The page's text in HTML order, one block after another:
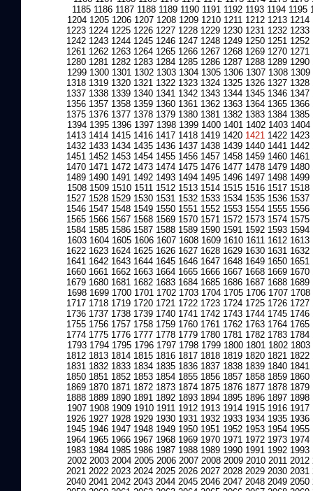
1185 1186 1187 1188 1189 1190 1191 1192 1193 1194 1195
1204 1205 1206 1207 1208 1209 1210 1211 1212 1213 1214
1223 1224 1225 1226 1227 1228 1229 1230 1231 1232 1233
1242 1243 1244 1245 1246 1247 1248 1249 1250 1251 1252
1261 1262 1263 1264 1265 1266 1267 1268 1269 1270 1271
1280 1281 1282 1283 1284 1285 1286 1287 1288 1289 1290
1299 1300 1301 1302 1303 1304 1305 1306 1307 1308 1309
1318 1319 1320 1321 1322 1323 1324 1325 1326 1327 1328
1337 1338 1339 1340 1341 1342 1343 1344 1345 1346 1347
1356 1357 1358 1359 1360 1361 1362 1363 1364 1365 1366
1375 1376 1377 1378 1379 1380 1381 1382 1383 1384 1385
1394 1395 1396 1397 1398 1399 1400 1401 1402 1403 1404
1413 1414 1415 1416 1417 1418 1419 1420 1421 1422 1423
1432 1433 1434 1435 1436 1437 1438 1439 1440 1441 1442
1451 1452 1453 1454 1455 1456 1457 1458 1459 1460 1461
1470 1471 1472 1473 1474 1475 1476 1477 1478 1479 1480
1489 1490 1491 1492 1493 1494 1495 1496 1497 1498 1499
1508 1509 1510 1511 1512 1513 1514 1515 1516 1517 1518
1527 1528 1529 1530 1531 1532 1533 1534 1535 1536 1537
1546 1547 1548 1549 1550 1551 1552 1553 1554 1555 1556
1565 1566 1567 1568 1569 1570 1571 1572 1573 1574 1575
1584 1585 1586 1587 1588 1589 1590 1591 1592 1593 1594
1603 1604 1605 1606 1607 1608 1609 1610 1611 1612 1613
1622 1623 1624 1625 1626 1627 1628 1629 1630 1631 1632
1641 1642 1643 1644 1645 1646 1647 1648 1649 1650 1651
1660 1661 1662 1663 1664 1665 1666 1667 1668 1669 1670
1679 1680 1681 1682 1683 1684 1685 1686 1687 1688 1689
1698 1699 1700 1701 1702 1703 1704 1705 1706 1707 1708
1717 1718 1719 1720 1721 1722 1723 1724 1725 1726 1727
1736 1737 1738 1739 1740 1741 1742 1743 1744 1745 1746
1755 1756 1757 1758 1759 1760 1761 1762 1763 1764 1765
1774 1775 1776 1777 1778 1779 1780 1781 1782 1783 1784
1793 1794 1795 1796 1797 1798 1799 1800 1801 1802 1803
1812 1813 1814 1815 1816 1817 1818 1819 1820 1821 1822
1831 1832 1833 1834 1835 1836 1837 1838 1839 1840 1841
1850 1851 1852 1853 1854 1855 1856 1857 1858 1859 1860
1869 1870 1871 1872 1873 1874 1875 1876 1877 1878 1879
1888 1889 1890 1891 1892 1893 1894 1895 1896 1897 1898
1907 1908 1909 1910 1911 1912 1913 1914 1915 1916 1917
1926 1927 1928 1929 1930 1931 1932 1933 1934 1935 1936
1945 1946 1947 1948 1949 1950 1951 1952 1953 1954 1955
1964 1965 1966 1967 1968 1969 1970 1971 1972 1973 1974
1983 1984 1985 1986 1987 1988 1989 1990 1991 1992 1993
2002 2003 2004 2005 2006 2007 2008 2009 2010 2011 2012
2021 2022 2023 2024 2025 2026 2027 2028 2029 2030 2031
2040 2041 2042 2043 2044 2045 2046 2047 2048 2049 2050